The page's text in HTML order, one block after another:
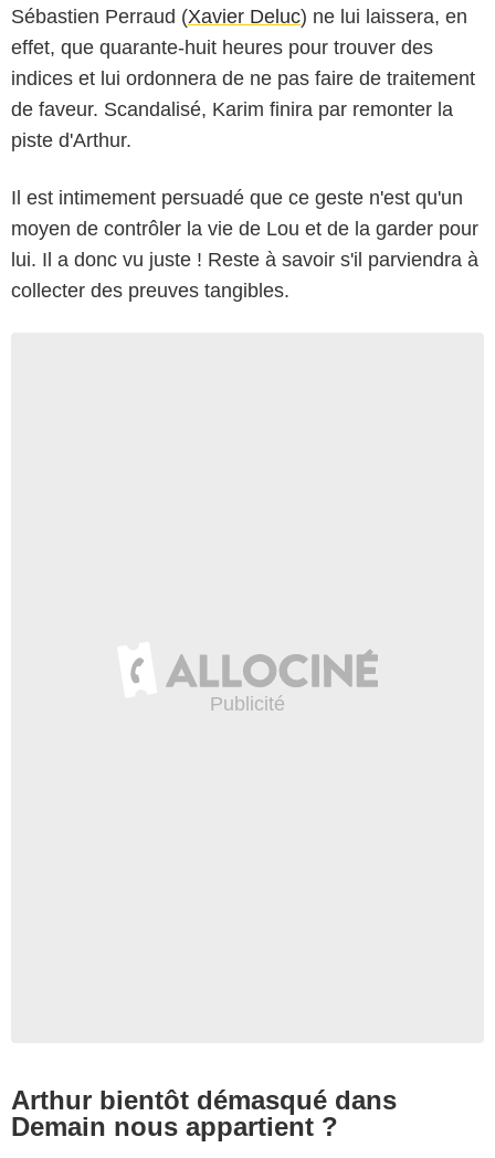
Sébastien Perraud (Xavier Deluc) ne lui laissera, en
effet, que quarante-huit heures pour trouver des
indices et lui ordonnera de ne pas faire de traitement
de faveur. Scandalisé, Karim finira par remonter la
piste d'Arthur.
Il est intimement persuadé que ce geste n'est qu'un
moyen de contrôler la vie de Lou et de la garder pour
lui. Il a donc vu juste ! Reste à savoir s'il parviendra à
collecter des preuves tangibles.
Arthur bientôt démasqué dans
Demain nous appartient ?